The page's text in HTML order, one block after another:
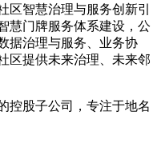
区智慧治理与服务创新引
慧门牌服务体系建设，公
据治理与服务、业务协
区提供未来治理、未来邻
控股子公司，专注于地名